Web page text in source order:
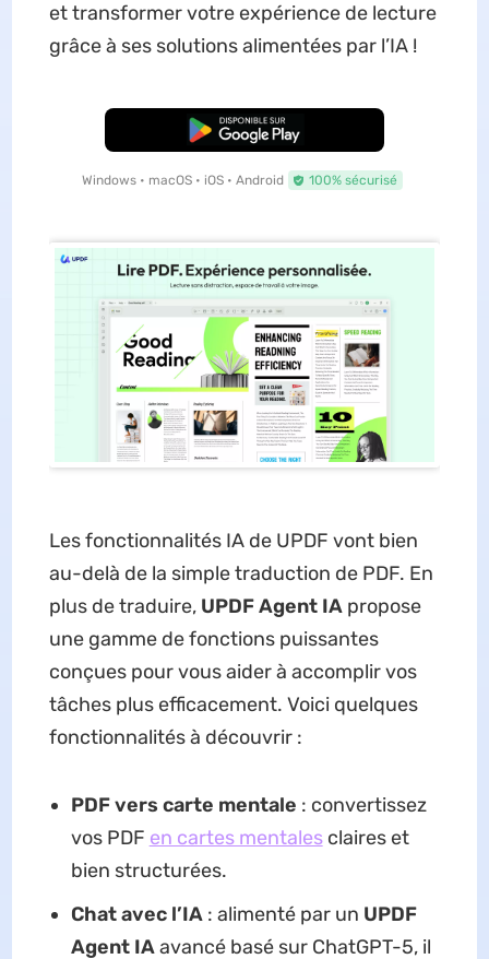
et transformer votre expérience de lecture
grâce à ses solutions alimentées par l’IA !
TÉLÉCHARGER
Windows • macOS • iOS • Android 100% sécurisé
Les fonctionnalités IA de UPDF vont bien
au-delà de la simple traduction de PDF. En
plus de traduire, UPDF Agent IApropose
une gamme de fonctions puissantes
conçues pour vous aider à accomplir vos
tâches plus efficacement. Voici quelques
fonctionnalités à découvrir :
PDF vers carte mentale : convertissez
vos PDF en cartes mentalesclaires et
bien structurées.
Chat avec l’IA: alimenté par un UPDF
Agent IAavancé basé sur ChatGPT-5, il